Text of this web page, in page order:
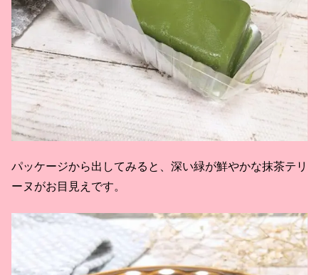
パッケージから出してみると、深い緑が鮮やかな抹茶テリ
ーヌがお目見えです。